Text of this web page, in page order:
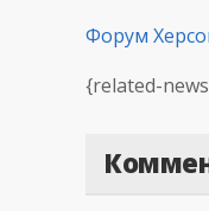
Форум
{related-